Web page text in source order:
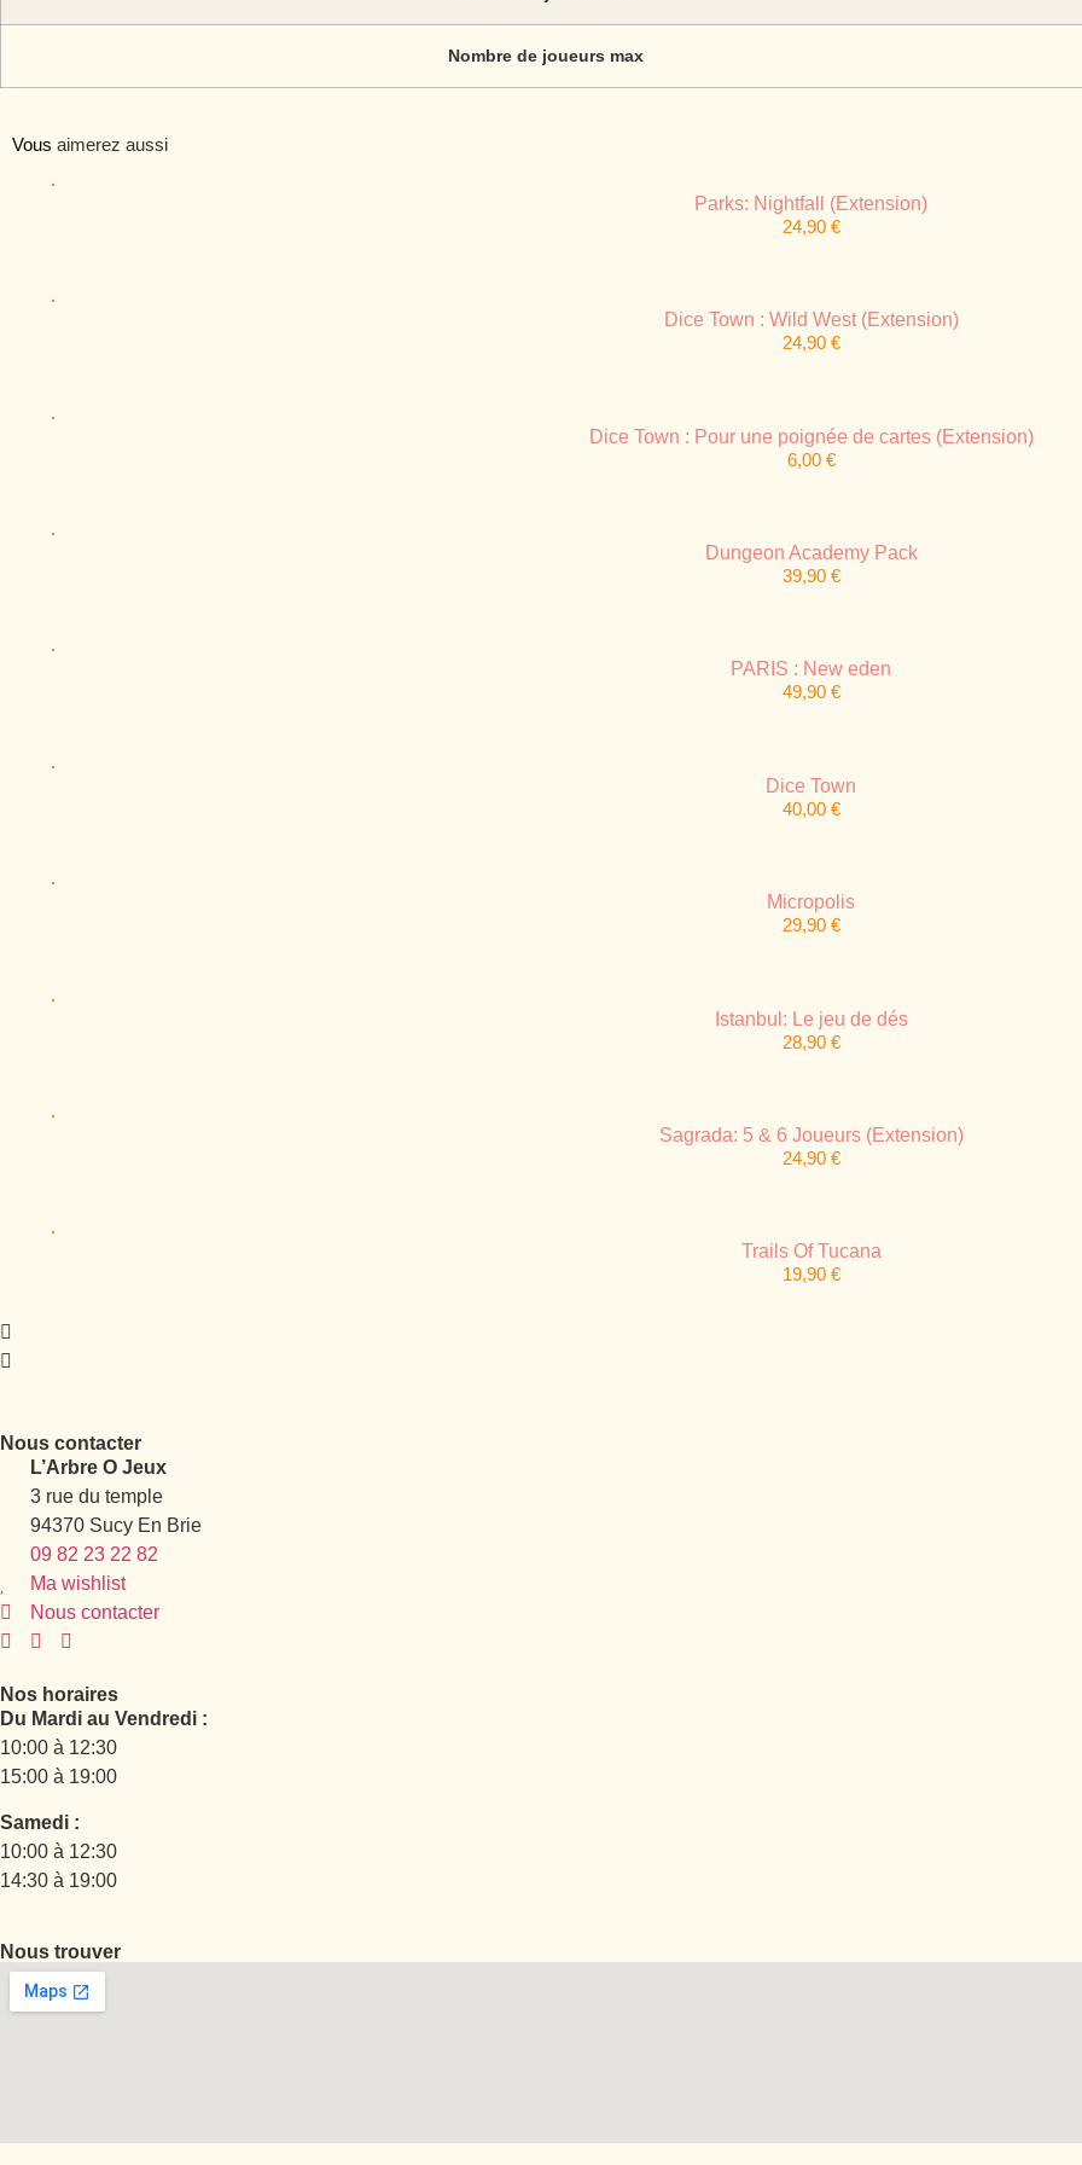
Nombre de joueurs max
Vous aimerez aussi
Parks: Nightfall (Extension)
24,90 €
Dice Town : Wild West (Extension)
24,90 €
Dice Town : Pour une poignée de cartes (Extension)
6,00 €
Dungeon Academy Pack
39,90 €
PARIS : New eden
49,90 €
Dice Town
40,00 €
Micropolis
29,90 €
Istanbul: Le jeu de dés
28,90 €
Sagrada: 5 & 6 Joueurs (Extension)
24,90 €
Trails Of Tucana
19,90 €
Nous contacter
L’Arbre O Jeux
3 rue du temple
94370 Sucy En Brie
09 82 23 22 82
Ma wishlist
Nous contacter
Nos horaires
Du Mardi au Vendredi :
10:00 à 12:30
15:00 à 19:00
Samedi :
10:00 à 12:30
14:30 à 19:00
Nous trouver